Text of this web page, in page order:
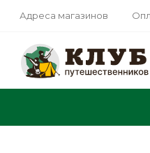
Адреса магазинов